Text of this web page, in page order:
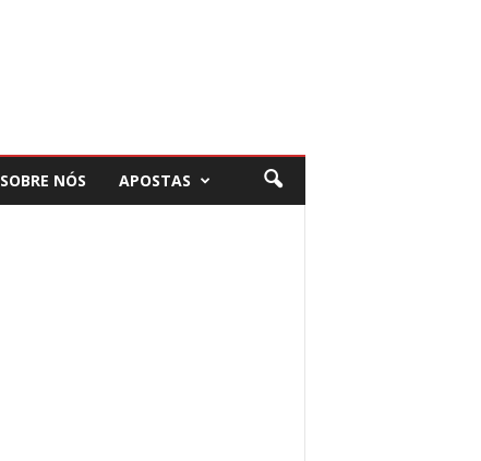
SOBRE NÓS APOSTAS